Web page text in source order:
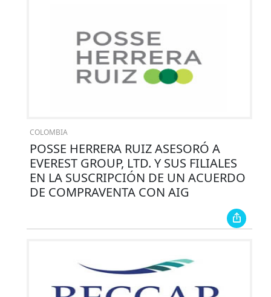
COLOMBIA
POSSE HERRERA RUIZ ASESORÓ A
EVEREST GROUP, LTD. Y SUS FILIALES
EN LA SUSCRIPCIÓN DE UN ACUERDO
DE COMPRAVENTA CON AIG